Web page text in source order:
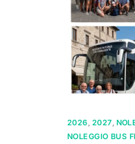
2026 2027
NOLEGGIO BUS